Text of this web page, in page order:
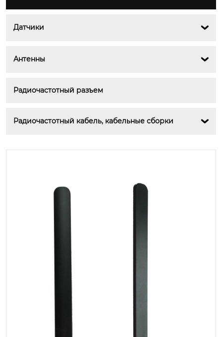
Датчики 
Антенны 
Радиочастотный разъем
Радиочастотный кабель, кабельные сборки 